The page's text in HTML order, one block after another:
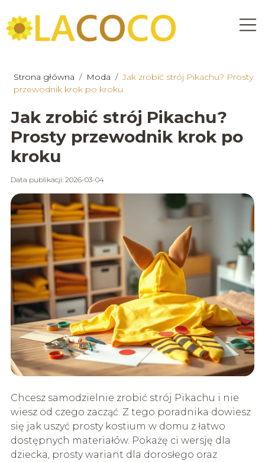
Strona główna / Moda /Jak zrobić strój Pikachu? Prosty
przewodnik krok po kroku
Jak zrobić strój Pikachu?
Prosty przewodnik krok po
kroku
Data publikacji: 2026-03-04
Chcesz samodzielnie zrobić strój Pikachu i nie
wiesz od czego zacząć. Z tego poradnika dowiesz
się jak uszyć prosty kostium w domu z łatwo
dostępnych materiałów. Pokażę ci wersję dla
dziecka, prosty wariant dla dorosłego oraz